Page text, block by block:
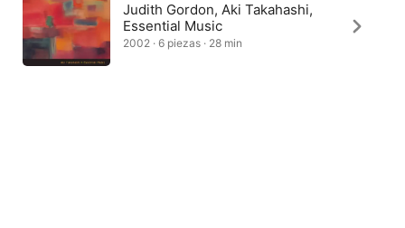
Judith Gordon, Aki Takahashi,
Essential Music
2002 · 6 piezas · 28 min